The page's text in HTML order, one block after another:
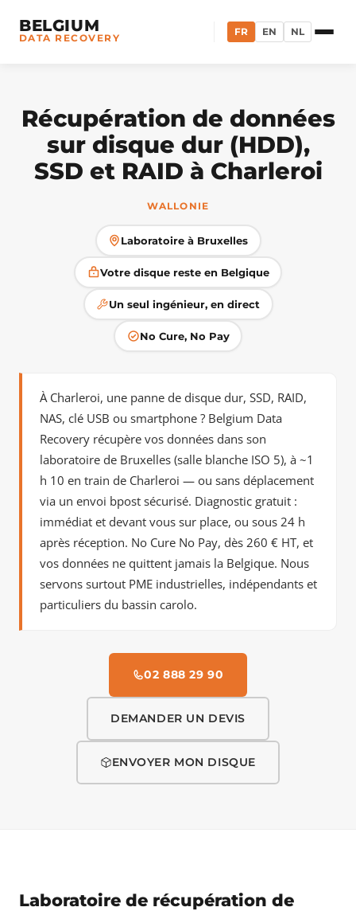
BELGIUM
DATA RECOVERY FR EN NL
Récupération de données
sur disque dur (HDD),
SSD et RAID à Charleroi
WALLONIE
Laboratoire à Bruxelles
Votre disque reste en Belgique
Un seul ingénieur, en direct
No Cure, No Pay
À Charleroi, une panne de disque dur, SSD, RAID,
NAS, clé USB ou smartphone ? Belgium Data
Recovery récupère vos données dans son
laboratoire de Bruxelles (salle blanche ISO 5), à ~1
h 10 en train de Charleroi — ou sans déplacement
via un envoi bpost sécurisé. Diagnostic gratuit :
immédiat et devant vous sur place, ou sous 24 h
après réception. No Cure No Pay, dès 260 € HT, et
vos données ne quittent jamais la Belgique. Nous
servons surtout PME industrielles, indépendants et
particuliers du bassin carolo.
02 888 29 90
DEMANDER UN DEVIS
ENVOYER MON DISQUE
Laboratoire de récupération de